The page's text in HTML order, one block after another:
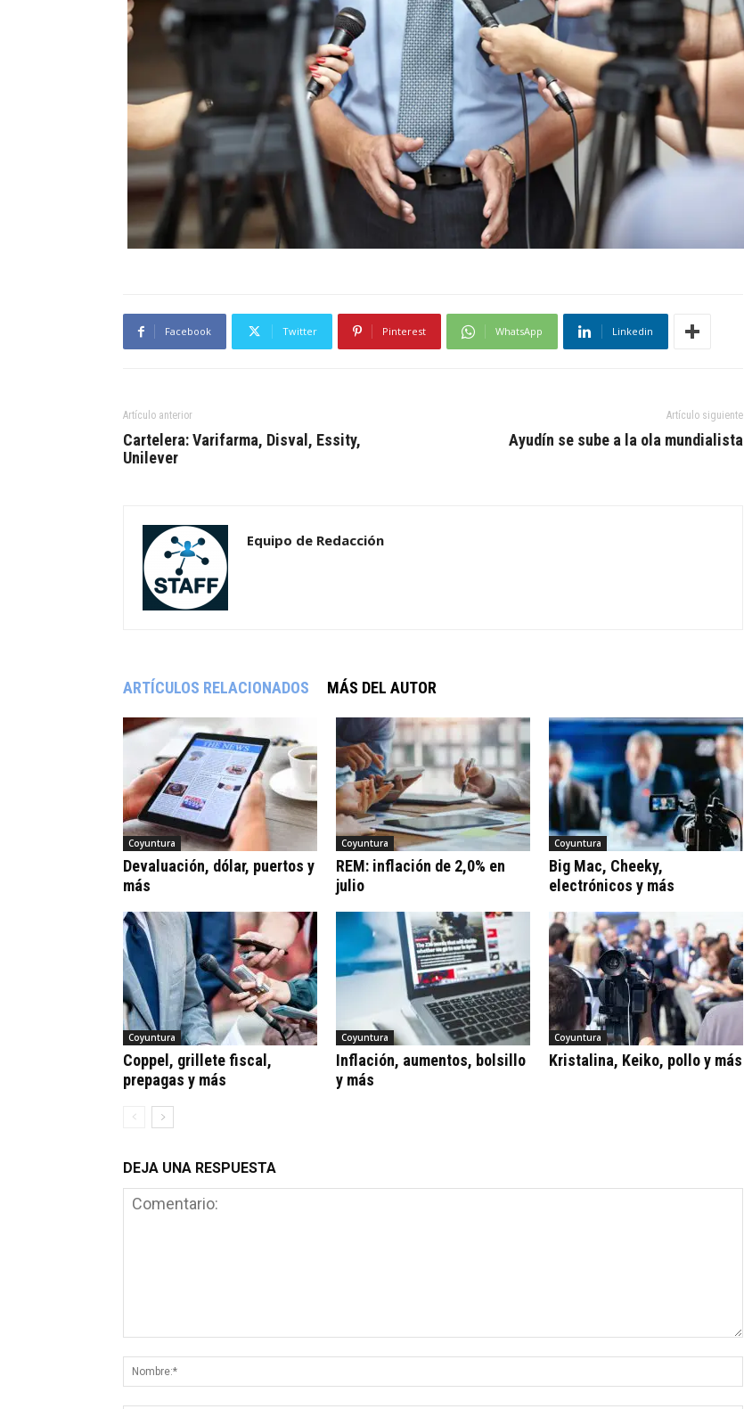
Facebook Twitter Pinterest WhatsApp Linkedin
Artículo anterior
Cartelera: Varifarma, Disval, Essity,
Unilever
Artículo siguiente
Ayudín se sube a la ola mundialista
Equipo de Redacción
ARTÍCULOS RELACIONADOS MÁS DEL AUTOR
Coyuntura
Devaluación, dólar, puertos y
más
Coyuntura
REM: inflación de 2,0% en
julio
Coyuntura
Big Mac, Cheeky,
electrónicos y más
Coyuntura
Coppel, grillete fiscal,
prepagas y más
Coyuntura
Inflación, aumentos, bolsillo
y más
Coyuntura
Kristalina, Keiko, pollo y más
DEJA UNA RESPUESTA